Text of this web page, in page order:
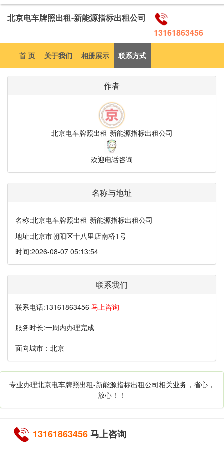
北京电车牌照出租-新能源指标出租公司
13161863456
首 页 关于我们 相册展示 联系方式
作者
北京电车牌照出租-新能源指标出租公司
欢迎电话咨询
名称与地址
名称:北京电车牌照出租-新能源指标出租公司
地址:北京市朝阳区十八里店南桥1号
时间:2026-08-07 05:13:54
联系我们
联系电话:13161863456 马上咨询
服务时长:一周内办理完成
面向城市： 北京
专业办理北京电车牌照出租-新能源指标出租公司相关业务，省心，
放心！！
13161863456马上咨询